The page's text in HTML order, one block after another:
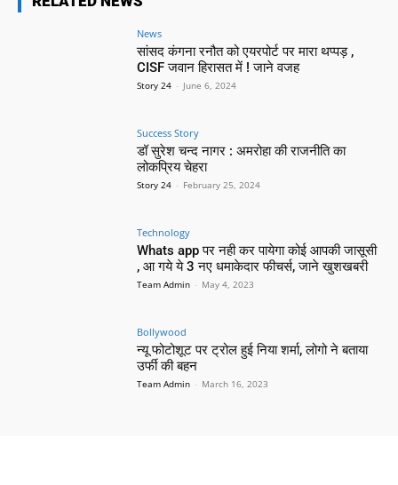
News
सांसद कंगना रनौत को एयरपोर्ट पर मारा थप्पड़ ,
CISF जवान हिरासत में ! जाने वजह
Story 24 - June 6, 2024
Success Story
डॉ सुरेश चन्द नागर : अमरोहा की राजनीति का
लोकप्रिय चेहरा
Story 24 - February 25, 2024
Technology
Whats app पर नही कर पायेगा कोई आपकी जासूसी
, आ गये ये 3 नए धमाकेदार फीचर्स, जाने खुशखबरी
Team Admin - May 4, 2023
Bollywood
न्यू फोटोशूट पर ट्रोल हुई निया शर्मा, लोगो ने बताया
उर्फी की बहन
Team Admin - March 16, 2023